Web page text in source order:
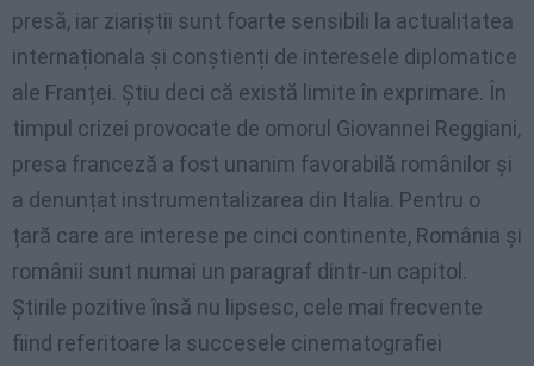
presă, iar ziariștii sunt foarte sensibili la actualitatea
internaționala și conștienți de interesele diplomatice
ale Franței. Știu deci că există limite în exprimare. În
timpul crizei provocate de omorul Giovannei Reggiani,
presa franceză a fost unanim favorabilă românilor și
a denunțat instrumentalizarea din Italia. Pentru o
țară care are interese pe cinci continente, România și
românii sunt numai un paragraf dintr-un capitol.
Știrile pozitive însă nu lipsesc, cele mai frecvente
fiind referitoare la succesele cinematografiei